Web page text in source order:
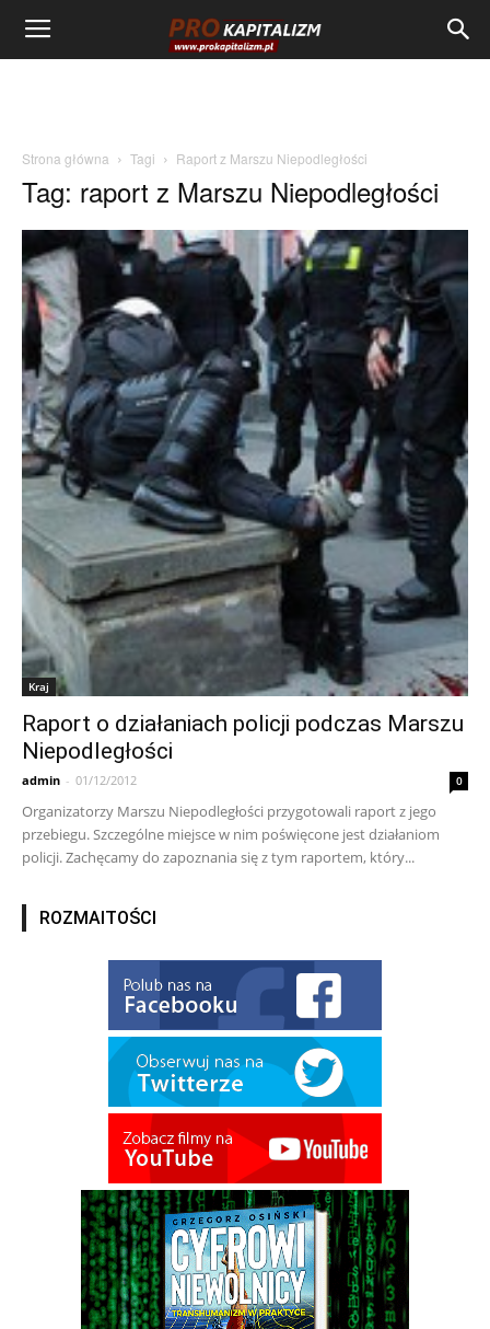
Strona główna Tagi Raport z Marszu Niepodległości
Tag: raport z Marszu Niepodległości
Kraj
Raport o działaniach policji podczas Marszu
Niepodległości
admin - 01/12/2012 0
Organizatorzy Marszu Niepodległości przygotowali raport z jego
przebiegu. Szczególne miejsce w nim poświęcone jest działaniom
policji. Zachęcamy do zapoznania się z tym raportem, który...
ROZMAITOŚCI